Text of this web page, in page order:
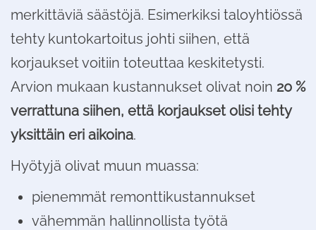
merkittäviä säästöjä. Esimerkiksi taloyhtiössä
tehty kuntokartoitus johti siihen, että
korjaukset voitiin toteuttaa keskitetysti.
Arvion mukaan kustannukset olivat noin 20 %
verrattuna siihen, että korjaukset olisi tehty
yksittäin eri aikoina.
Hyötyjä olivat muun muassa:
pienemmät remonttikustannukset
vähemmän hallinnollista työtä